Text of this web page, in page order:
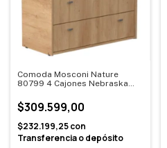
Comoda Mosconi Nature
80799 4 Cajones Nebraska
$309.599,00
$232.199,25con
Transferencia o depósito